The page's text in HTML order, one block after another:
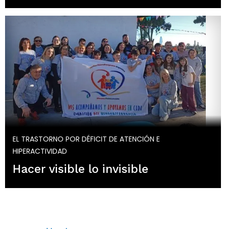
EL TRASTORNO POR DÉFICIT DE ATENCIÓN E
HIPERACTIVIDAD
Hacer visible lo invisible